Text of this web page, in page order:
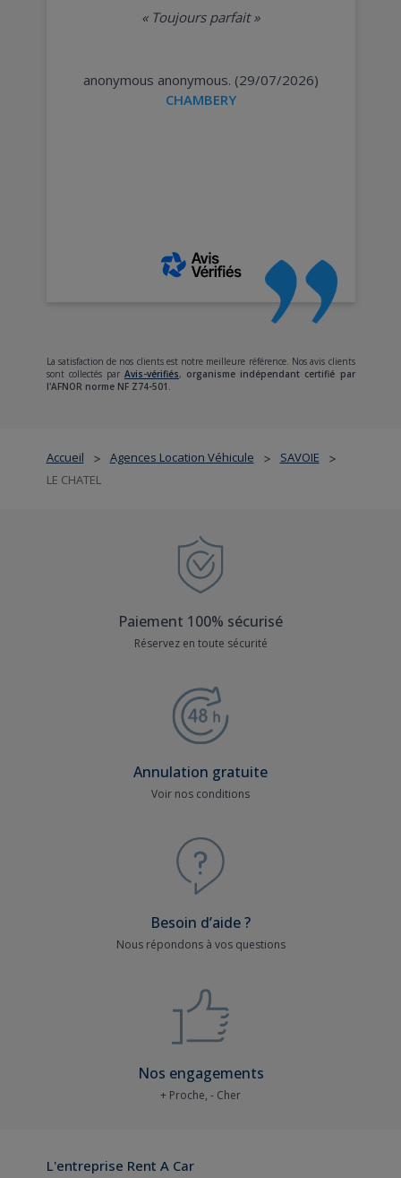
Accueil > Agences Location Véhicule > SAVOIE >
LE CHATEL
« Toujours parfait»
anonymous anonymous. (29/07/2026)
CHAMBERY
La satisfaction de nos clients est notre meilleure référence. Nos avis clients
sont collectés par Avis-vérifiés, organisme indépendant certifié par
l'AFNOR norme NF Z74-501.
Paiement 100% sécurisé
Réservez en toute sécurité
Annulation gratuite
Voir nos conditions
Besoin d’aide ?
Nous répondons à vos questions
Nos engagements
+ Proche, - Cher
L'entreprise Rent A Car